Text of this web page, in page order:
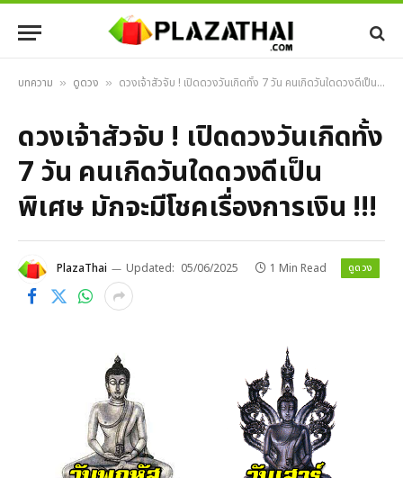
บทความ » ดูดวง » ดวงเจ้าสัวจับ ! เปิดดวงวันเกิดทั้ง 7 วัน คนเกิดวันใดดวงดีเป็นพิเศษ มักจะมีโชคเรื่องการเงิน !!!
ดวงเจ้าสัวจับ ! เปิดดวงวันเกิดทั้ง
7 วัน คนเกิดวันใดดวงดีเป็น
พิเศษ มักจะมีโชคเรื่องการเงิน !!!
PlazaThai Updated: 05/06/2025 1 Min Read ดูดวง